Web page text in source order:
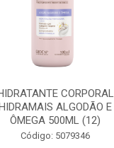
CORPORAL
ALGODÃO E
ÔMEGA 500ML (12)
Código: 5079346